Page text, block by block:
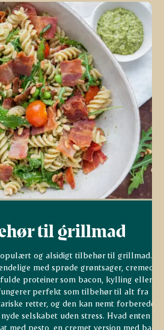
til grillmad
og alsidigt tilbehør til grillmad. De
med sprøde grøntsager, cremede
proteiner som bacon, kylling eller
perfekt som tilbehør til alt fra
retter, og den kan nemt forberedes i
selskabet uden stress. Hvad enten du
med pesto, en cremet version med